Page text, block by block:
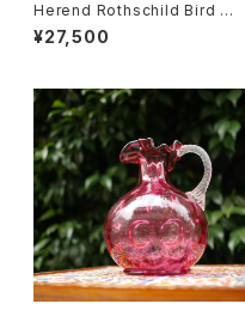
Herend Rothschild Bird ミ
ニティーポット
¥27,500